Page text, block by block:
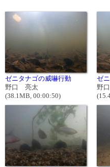
ゼニタナゴの威嚇行動
野口 亮太
(38.1MB, 00:00:50)
ゼ
野